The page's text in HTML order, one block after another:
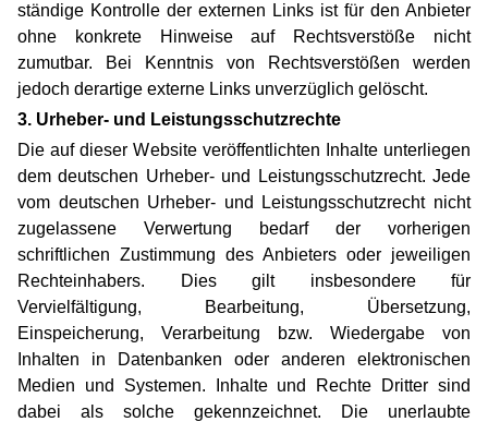
ständige Kontrolle der externen Links ist für den Anbieter
ohne konkrete Hinweise auf Rechtsverstöße nicht
zumutbar. Bei Kenntnis von Rechtsverstößen werden
jedoch derartige externe Links unverzüglich gelöscht.
3. Urheber- und Leistungsschutzrechte
Die auf dieser Website veröffentlichten Inhalte unterliegen
dem deutschen Urheber- und Leistungsschutzrecht. Jede
vom deutschen Urheber- und Leistungsschutzrecht nicht
zugelassene Verwertung bedarf der vorherigen
schriftlichen Zustimmung des Anbieters oder jeweiligen
Rechteinhabers. Dies gilt insbesondere für
Vervielfältigung, Bearbeitung, Übersetzung,
Einspeicherung, Verarbeitung bzw. Wiedergabe von
Inhalten in Datenbanken oder anderen elektronischen
Medien und Systemen. Inhalte und Rechte Dritter sind
dabei als solche gekennzeichnet. Die unerlaubte